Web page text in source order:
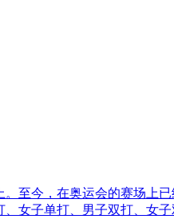
至今，在奥运会的赛场上
女子单打、男子双打、女子